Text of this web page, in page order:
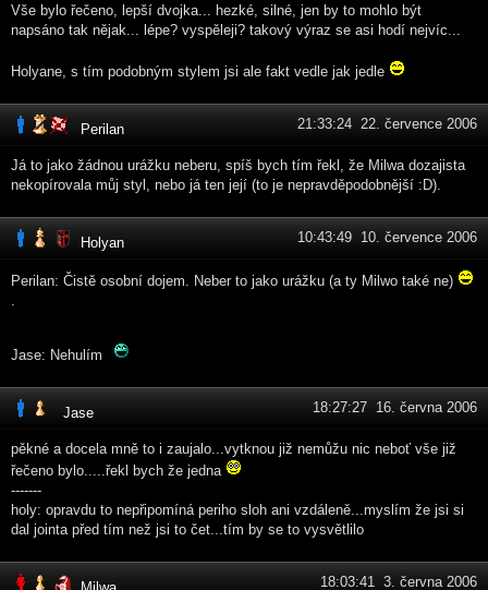
Vše bylo řečeno, lepší dvojka... hezké, silné, jen by to mohlo být
napsáno tak nějak... lépe? vyspěleji? takový výraz se asi hodí nejvíc...
Holyane, s tím podobným stylem jsi ale fakt vedle jak jedle
Perilan 21:33:24 22. července 2006
Já to jako žádnou urážku neberu, spíš bych tím řekl, že Milwa dozajista
nekopírovala můj styl, nebo já ten její (to je nepravděpodobnější :D).
Holyan 10:43:49 10. července 2006
Perilan: Čistě osobní dojem. Neber to jako urážku (a ty Milwo také ne)
.
Jase: Nehulím
Jase 18:27:27 16. června 2006
pěkné a docela mně to i zaujalo...vytknou již nemůžu nic neboť vše již
řečeno bylo.....řekl bych že jedna
-------
holy: opravdu to nepřipomíná periho sloh ani vzdáleně...myslím že jsi si
dal jointa před tím než jsi to čet...tím by se to vysvětlilo
18:03:41 3. června 2006